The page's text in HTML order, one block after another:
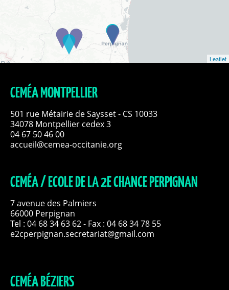
Leaflet
CEMÉA MONTPELLIER
501 rue Métairie de Saysset - CS 10033
34078 Montpellier cedex 3
04 67 50 46 00
accueil@cemea-occitanie.org
CEMÉA / ECOLE DE LA 2E CHANCE PERPIGNAN
7 avenue des Palmiers
66000 Perpignan
Tel : 04 68 34 63 62- Fax : 04 68 34 78 55
e2cperpignan.secretariat@gmail.com
CEMÉA BÉZIERS